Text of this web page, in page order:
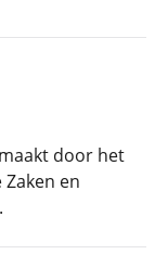
door het
en